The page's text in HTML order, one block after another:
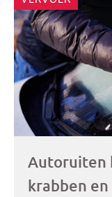
artikelen
Autoruiten
krabben